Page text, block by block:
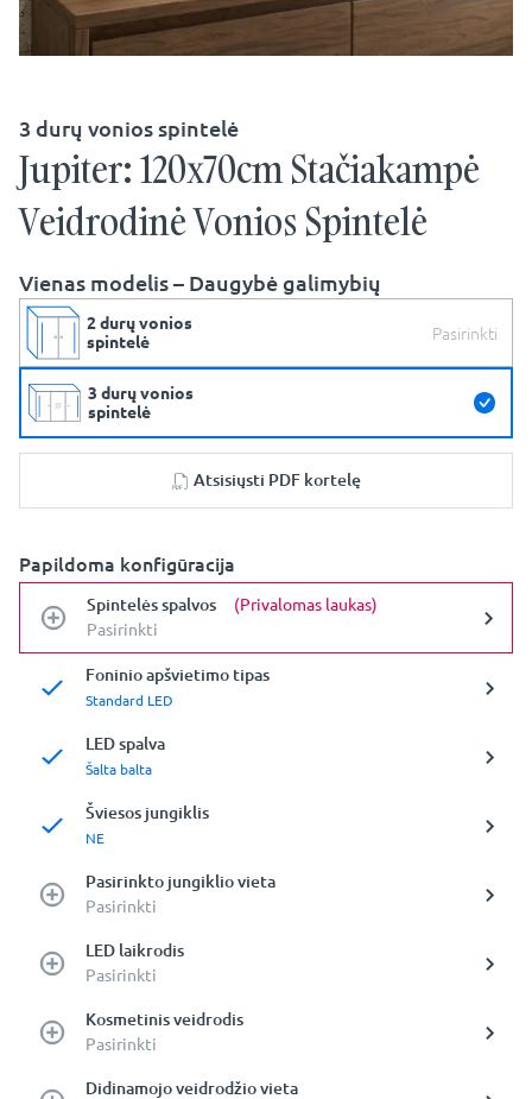
3 durų vonios spintelė
Jupiter: 120x70cm Stačiakampė
Veidrodinė Vonios Spintelė
Vienas modelis – Daugybė galimybių
2 durų vonios
spintelė
Pasirinkti
3 durų vonios
spintelė
Atsisiųsti PDF kortelę
Papildoma konfigūracija
Spintelės spalvos
(Privalomas laukas)
Pasirinkti
Foninio apšvietimo tipas
Standard LED
LED spalva
Šalta balta
Šviesos jungiklis
NE
Pasirinkto jungiklio vieta
Pasirinkti
LED laikrodis
Pasirinkti
Kosmetinis veidrodis
Pasirinkti
Didinamojo veidrodžio vieta